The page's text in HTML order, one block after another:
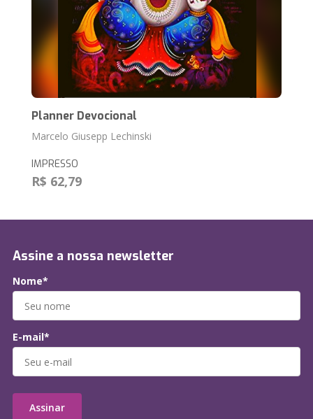
Planner Devocional
Marcelo Giusepp Lechinski
IMPRESSO
R$ 62,79
Assine a nossa newsletter
Nome*
E-mail*
Assinar